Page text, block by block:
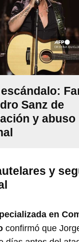
Sanz de
y abuso
y
en
confirmó que